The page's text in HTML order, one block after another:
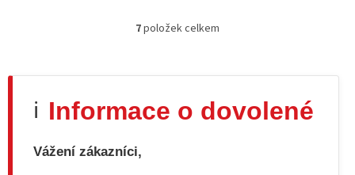
O
á
a
c
7položek celkem
ℹ️ Informace o dovolené
Vážení zákazníci,